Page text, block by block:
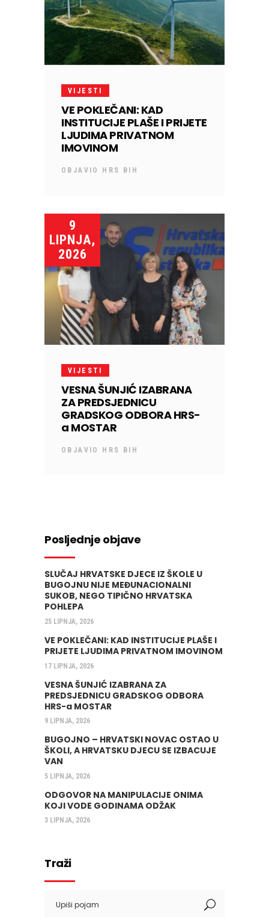
VIJESTI
VE POKLEČANI: KAD
INSTITUCIJE PLAŠE I PRIJETE
LJUDIMA PRIVATNOM
IMOVINOM
OBJAVIO HRS BIH
9
LIPNJA,
2026
VIJESTI
VESNA ŠUNJIĆ IZABRANA
ZA PREDSJEDNICU
GRADSKOG ODBORA HRS-
a MOSTAR
OBJAVIO HRS BIH
Posljednje objave
SLUČAJ HRVATSKE DJECE IZ ŠKOLE U
BUGOJNU NIJE MEĐUNACIONALNI
SUKOB, NEGO TIPIČNO HRVATSKA
POHLEPA
25 LIPNJA, 2026
VE POKLEČANI: KAD INSTITUCIJE PLAŠE I
PRIJETE LJUDIMA PRIVATNOM IMOVINOM
17 LIPNJA, 2026
VESNA ŠUNJIĆ IZABRANA ZA
PREDSJEDNICU GRADSKOG ODBORA
HRS-a MOSTAR
9 LIPNJA, 2026
BUGOJNO – HRVATSKI NOVAC OSTAO U
ŠKOLI, A HRVATSKU DJECU SE IZBACUJE
VAN
5 LIPNJA, 2026
ODGOVOR NA MANIPULACIJE ONIMA
KOJI VODE GODINAMA ODŽAK
3 LIPNJA, 2026
Traži
for: